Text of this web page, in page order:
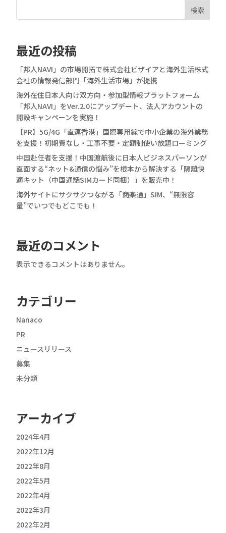
検索
最近の投稿
「邦人NAVI」の市場開拓で株式会社ビザイアと海外生活株式
会社の情報発信部門「海外生活市場」が提携
海外在住日本人向け双方向・参加型情報プラットフォーム
「邦人NAVI」をVer.2.0にアップデート、法人アカウントの
開設キャンペーンを実施！
【PR】5G/4G「直連香港」国際専用線で中小企業の海外業務
を支援！初期費なし・工事不要・定額制使い放題ローミング
中国赴任者を支援！中国渡航後に日本人ビジネスパーソンが
直面する“ネット&通信の悩み”を根本から解決する「隔離快
適キット（中国通話SIMカード同梱）」を販売中！
海外サイトにサクサクつながる「商楽通」SIM、“無限容
量”でいつでもどこでも！
最近のコメント
表示できるコメントはありません。
カテゴリー
Nanaco
PR
ニュースリリース
募集
未分類
アーカイブ
2024年4月
2022年12月
2022年8月
2022年5月
2022年4月
2022年3月
2022年2月